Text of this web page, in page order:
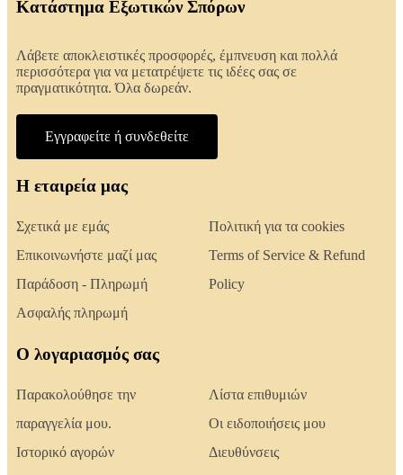
Κατάστημα Εξωτικών Σπόρων
Λάβετε αποκλειστικές προσφορές, έμπνευση και πολλά
περισσότερα για να μετατρέψετε τις ιδέες σας σε
πραγματικότητα. Όλα δωρεάν.
Εγγραφείτε ή συνδεθείτε
Η εταιρεία μας
Σχετικά με εμάς
Επικοινωνήστε μαζί μας
Παράδοση - Πληρωμή
Ασφαλής πληρωμή
Πολιτική για τα cookies
Terms of Service & Refund
Policy
Ο λογαριασμός σας
Παρακολούθησε την
παραγγελία μου.
Ιστορικό αγορών
Λίστα επιθυμιών
Οι ειδοποιήσεις μου
Διευθύνσεις